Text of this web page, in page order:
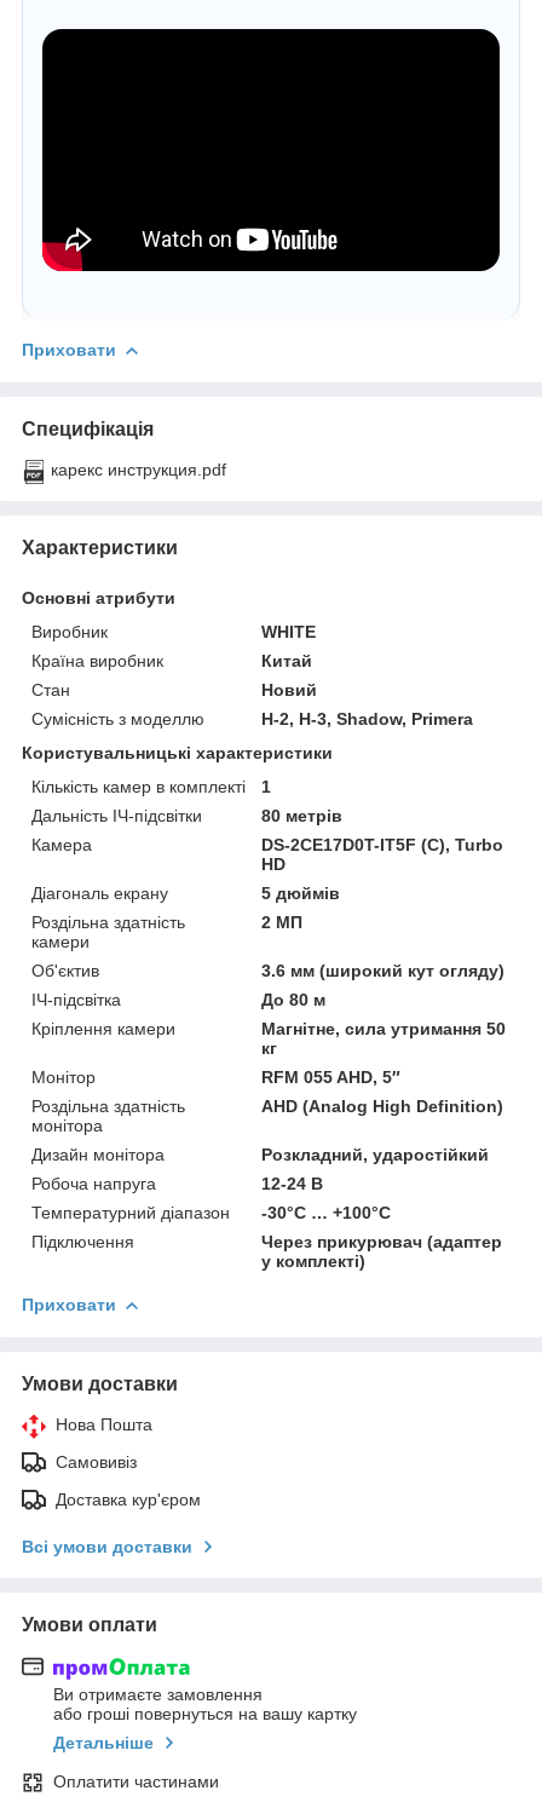
Приховати
Специфікація
карекс инструкция.pdf
Характеристики
Основні атрибути
Виробник
WHITE
Країна виробник
Китай
Стан
Новий
Сумісність з моделлю
H-2, H-3, Shadow, Primera
Користувальницькі характеристики
Кількість камер в комплекті
1
Дальність ІЧ-підсвітки
80 метрів
Камера
DS-2CE17D0T-IT5F (C), Turbo
HD
Діагональ екрану
5 дюймів
Роздільна здатність
камери
2 МП
Об'єктив
3.6 мм (широкий кут огляду)
ІЧ-підсвітка
До 80 м
Кріплення камери
Магнітне, сила утримання 50
кг
Монітор
RFM 055 AHD, 5″
Роздільна здатність
монітора
AHD (Analog High Definition)
Дизайн монітора
Розкладний, ударостійкий
Робоча напруга
12-24 В
Температурний діапазон
-30°C … +100°C
Підключення
Через прикурювач (адаптер
у комплекті)
Приховати
Умови доставки
Нова Пошта
Самовивіз
Доставка кур'єром
Всі умови доставки
Умови оплати
Ви отримаєте замовлення
або гроші повернуться на вашу картку
Детальніше
Оплатити частинами